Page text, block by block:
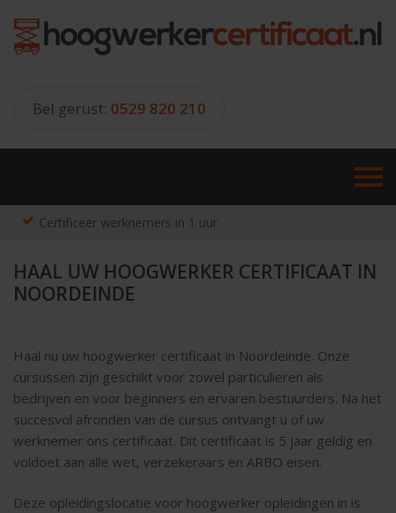
content
Bel gerust: 0529 820 210
Certificeer werknemers in 1 uur
HAAL UW HOOGWERKER CERTIFICAAT IN
NOORDEINDE
Haal nu uw hoogwerker certificaat in Noordeinde. Onze
cursussen zijn geschikt voor zowel particulieren als
bedrijven en voor beginners en ervaren bestuurders. Na het
succesvol afronden van de cursus ontvangt u of uw
werknemer ons certificaat. Dit certificaat is 5 jaar geldig en
voldoet aan alle wet, verzekeraars en ARBO eisen.
Deze opleidingslocatie voor hoogwerker opleidingen in is